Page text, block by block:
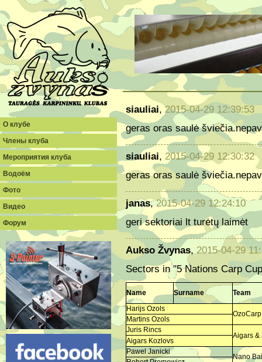
О клубе
Члены клуба
Мероприятия клуба
Водоём
Фото
Видео
Форум
siauliai,2015-04-29 12:39:53
geras oras saulė
siauliai, 2015-04-29 12:30:32
geras oras saulė
janas,2015-04-29 12:24:10
geri sektoriai lt turėtų laimėt
Aukso Žvynas, 2015-04-29
Sectors in "5 Nations Carp
Name Surname
Team
Harijs Ozols
OzoCarp
Martins Ozols
Juris Rincs
Aigars &
Aigars Kozlovs
Pawel Janicki
Nano